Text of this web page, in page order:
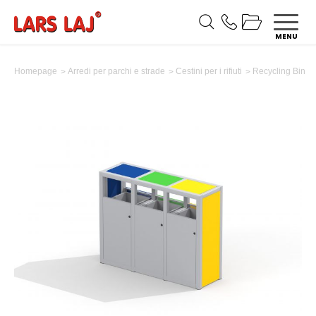
MENU
Homepage Arredi per parchi e strade Cestini per i rifiuti Recycling Bin